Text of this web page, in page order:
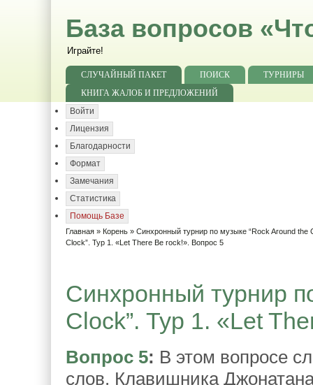
База вопросов
Играйте!
СЛУЧАЙНЫЙ ПАКЕТ ПОИСК
ТУРНИРЫ
КНИГА ЖАЛОБ И ПРЕДЛОЖЕНИЙ
Войти
Лицензия
Благодарности
Формат
Замечания
Статистика
Помощь Базе
Главная » Корень » Синхронный турнир по музыке “Rock Around the
Clock”. Тур 1. «Let There Be rock!». Вопрос 5
Синхронный турнир
Clock”. Тур 1. «Let
Вопрос 5: В этом вопросе
слов. Клавишника